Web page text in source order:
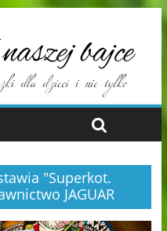
"Superkot.
JAGUAR